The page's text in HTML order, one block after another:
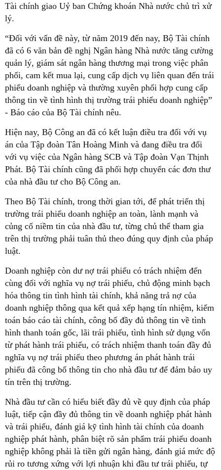
Tài chính giao Uỷ ban Chứng khoán Nhà nước chủ trì xử
lý.
“Đối với vấn đề này, từ năm 2019 đến nay, Bộ Tài chính
đã có 6 văn bản đề nghị Ngân hàng Nhà nước tăng cường
quản lý, giám sát ngân hàng thương mại trong việc phân
phối, cam kết mua lại, cung cấp dịch vụ liên quan đến trái
phiếu doanh nghiệp và thường xuyên phối hợp cung cấp
thông tin về tình hình thị trường trái phiếu doanh nghiệp”
- Báo cáo của Bộ Tài chính nêu.
Hiện nay, Bộ Công an đã có kết luận điều tra đối với vụ
án của Tập đoàn Tân Hoàng Minh và đang điều tra đối
với vụ việc của Ngân hàng SCB và Tập đoàn Vạn Thịnh
Phát. Bộ Tài chính cũng đã phối hợp chuyển các đơn thư
của nhà đầu tư cho Bộ Công an.
Theo Bộ Tài chính, trong thời gian tới, để phát triển thị
trường trái phiếu doanh nghiệp an toàn, lành mạnh và
củng cố niềm tin của nhà đầu tư, từng chủ thể tham gia
trên thị trường phải tuân thủ theo đúng quy định của pháp
luật.
Doanh nghiệp còn dư nợ trái phiếu có trách nhiệm đến
cùng đối với nghĩa vụ nợ trái phiếu, chủ động minh bạch
hóa thông tin tình hình tài chính, khả năng trả nợ của
doanh nghiệp thông qua kết quả xếp hạng tín nhiệm, kiểm
toán báo cáo tài chính, công bố đầy đủ thông tin về tình
hình thanh toán gốc, lãi trái phiếu, tình hình sử dụng vốn
từ phát hành trái phiếu, có trách nhiệm thanh toán đầy đủ
nghĩa vụ nợ trái phiếu theo phương án phát hành trái
phiếu đã công bố thông tin cho nhà đầu tư để đảm bảo uy
tín trên thị trường.
Nhà đầu tư cần có hiểu biết đầy đủ về quy định của pháp
luật, tiếp cận đầy đủ thông tin về doanh nghiệp phát hành
và trái phiếu, đánh giá kỹ tình hình tài chính của doanh
nghiệp phát hành, phân biệt rõ sản phẩm trái phiếu doanh
nghiệp không phải là tiền gửi ngân hàng, đánh giá mức độ
rủi ro tương xứng với lợi nhuận khi đầu tư trái phiếu, tự